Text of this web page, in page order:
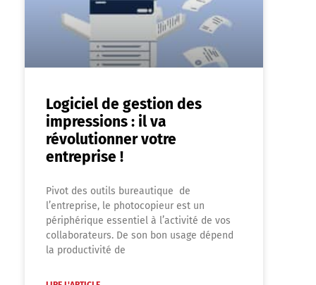
Logiciel de gestion des
impressions : il va
révolutionner votre
entreprise !
Pivot des outils bureautique de
l’entreprise, le photocopieur est un
périphérique essentiel à l’activité de vos
collaborateurs. De son bon usage dépend
la productivité de